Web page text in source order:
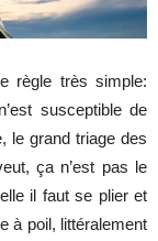
règle très simple:
susceptible de
le grand triage des
ça n’est pas le
il faut se plier et
à poil, littéralement